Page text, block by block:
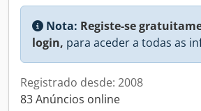
Nota: Registe-se
login, para aceder a todas as
Registrado desde: 2008
83 Anúncios online